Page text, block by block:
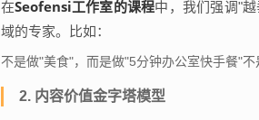
在Seofensi工作室的课程中，我们强调"
域的专家。比如：
不是做"美食"，而是做"5分钟办公室快手餐"
2. 内容价值金字塔模型